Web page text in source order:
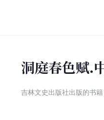
洞庭春色赋.
吉林文史出版社出版的书籍